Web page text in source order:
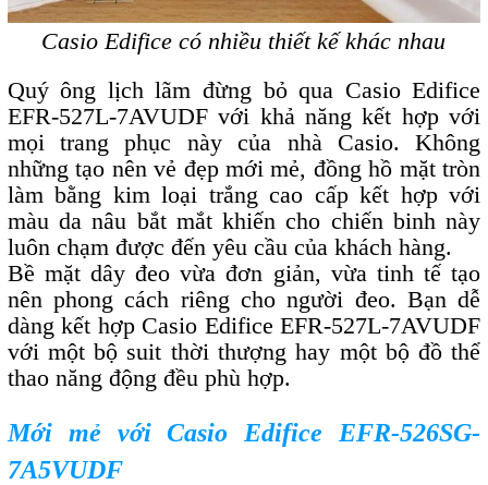
Casio Edifice có nhiều thiết kế khác nhau
Quý ông lịch lãm đừng bỏ qua Casio Edifice
EFR-527L-7AVUDF với khả năng kết hợp với
mọi trang phục này của nhà Casio. Không
những tạo nên vẻ đẹp mới mẻ, đồng hồ mặt tròn
làm bằng kim loại trắng cao cấp kết hợp với
màu da nâu bắt mắt khiến cho chiến binh này
luôn chạm được đến yêu cầu của khách hàng.
Bề mặt dây đeo vừa đơn giản, vừa tinh tế tạo
nên phong cách riêng cho người đeo. Bạn dễ
dàng kết hợp Casio Edifice EFR-527L-7AVUDF
với một bộ suit thời thượng hay một bộ đồ thể
thao năng động đều phù hợp.
Mới mẻ với Casio Edifice EFR-526SG-
7A5VUDF